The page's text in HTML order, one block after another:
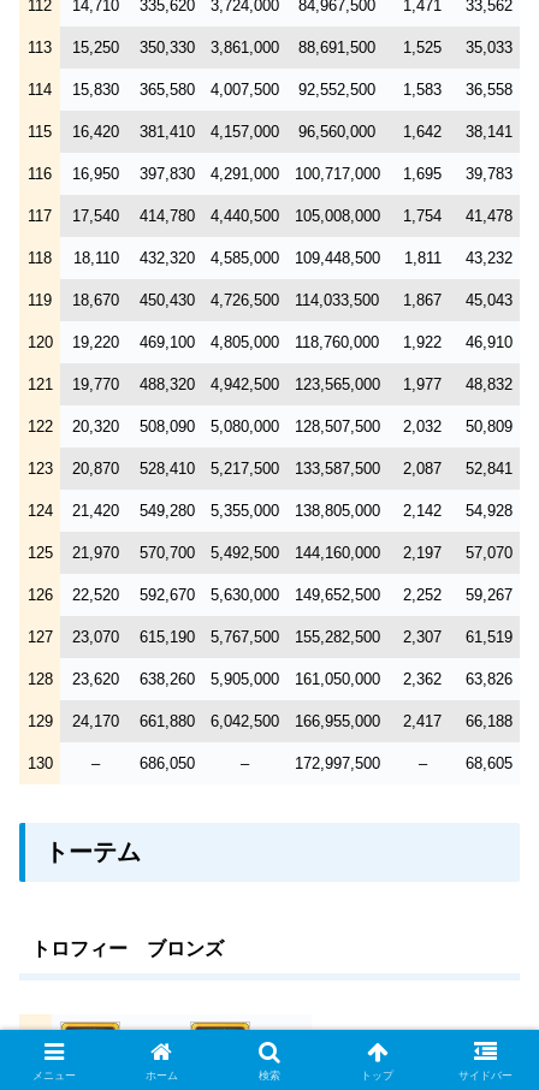
112 14,710 335,620 3,724,000 84,967,500 1,471 33,562
113 15,250 350,330 3,861,000 88,691,500 1,525 35,033
114 15,830 365,580 4,007,500 92,552,500 1,583 36,558
115 16,420 381,410 4,157,000 96,560,000 1,642 38,141
116 16,950 397,830 4,291,000 100,717,000 1,695 39,783
117 17,540 414,780 4,440,500 105,008,000 1,754 41,478
118 18,110 432,320 4,585,000 109,448,500 1,811 43,232
119 18,670 450,430 4,726,500 114,033,500 1,867 45,043
120 19,220 469,100 4,805,000 118,760,000 1,922 46,910
121 19,770 488,320 4,942,500 123,565,000 1,977 48,832
122 20,320 508,090 5,080,000 128,507,500 2,032 50,809
123 20,870 528,410 5,217,500 133,587,500 2,087 52,841
124 21,420 549,280 5,355,000 138,805,000 2,142 54,928
125 21,970 570,700 5,492,500 144,160,000 2,197 57,070
126 22,520 592,670 5,630,000 149,652,500 2,252 59,267
127 23,070 615,190 5,767,500 155,282,500 2,307 61,519
128 23,620 638,260 5,905,000 161,050,000 2,362 63,826
129 24,170 661,880 6,042,500 166,955,000 2,417 66,188
130 – 686,050 – 172,997,500 – 68,605
トーテム
トロフィー ブロンズ
累計 累計
メニュー ホーム 検索 トップ サイドバー